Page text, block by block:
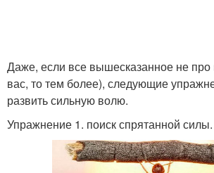
Даже, если все вышесказанное не про
вас, то тем более), следующие
развить сильную волю.
Упражнение 1. поиск спрятанной силы.